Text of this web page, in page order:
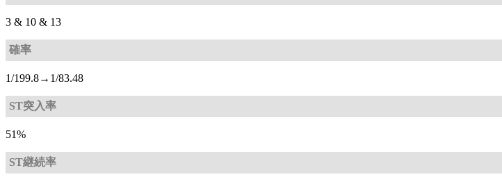
3 & 10 & 13
確率
1/199.8→1/83.48
ST突入率
51%
ST継続率